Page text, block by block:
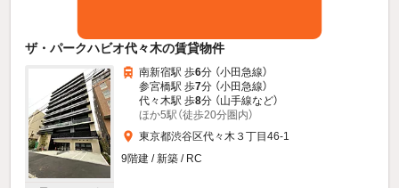
ザ・パークハビオ代々木の賃貸物件
南新宿駅 歩6分 （小田急線）
参宮橋駅 歩7分 （小田急線）
代々木駅 歩8分 （山手線など）
ほか5駅（徒歩20分圏内）
東京都渋谷区代々木３丁目46-1
9階建 / 新築 / RC